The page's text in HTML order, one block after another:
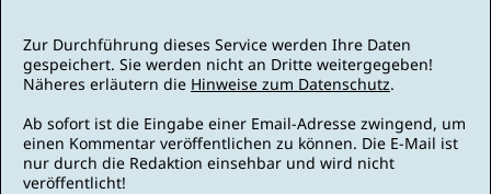
Zur Durchführung dieses Service werden Ihre Daten
gespeichert. Sie werden nicht an Dritte weitergegeben!
Näheres erläutern die Hinweise zum Datenschutz.
Ab sofort ist die Eingabe einer Email-Adresse zwingend, um
einen Kommentar veröffentlichen zu können. Die E-Mail ist
nur durch die Redaktion einsehbar und wird nicht
veröffentlicht!